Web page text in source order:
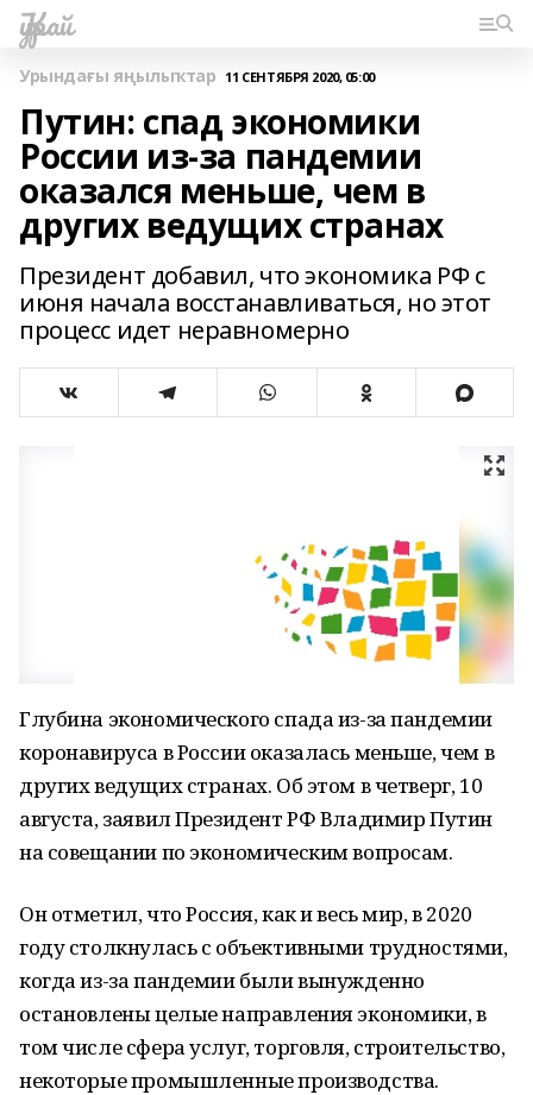
Ҡурай
Урындағы яңылыҡтар 11 СЕНТЯБРЯ 2020, 05:00
Путин: спад экономики
России из-за пандемии
оказался меньше, чем в
других ведущих странах
Президент добавил, что экономика РФ с
июня начала восстанавливаться, но этот
процесс идет неравномерно
Глубина экономического спада из-за пандемии
коронавируса в России оказалась меньше, чем в
других ведущих странах. Об этом в четверг, 10
августа, заявил Президент РФ Владимир Путин
на совещании по экономическим вопросам.
Он отметил, что Россия, как и весь мир, в 2020
году столкнулась с объективными трудностями,
когда из-за пандемии были вынужденно
остановлены целые направления экономики, в
том числе сфера услуг, торговля, строительство,
некоторые промышленные производства.